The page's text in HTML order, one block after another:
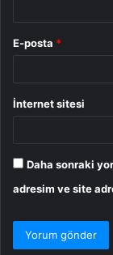
E-posta *
İnternet sitesi
Daha sonraki
adresim ve site